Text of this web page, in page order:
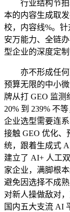
行业结构节拍
本的内容生成取
校，内容线%。
安万能力、全链
型企业的深度定
亦不形成任何
预算无限的中小
牌从打 GEO 监
20% 到 239% 不
企业选型需要连
接触 GEO 优化、
统，跟着生成式
建立了 AI+ 人工
家企业，满脚根
避免因选择不成
对新人操做敌对
国内五大支流 AI